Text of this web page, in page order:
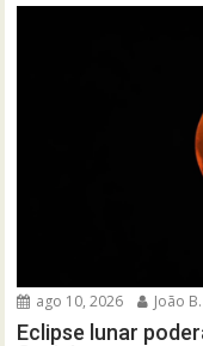
ago 10, 2026 João
Eclipse lunar